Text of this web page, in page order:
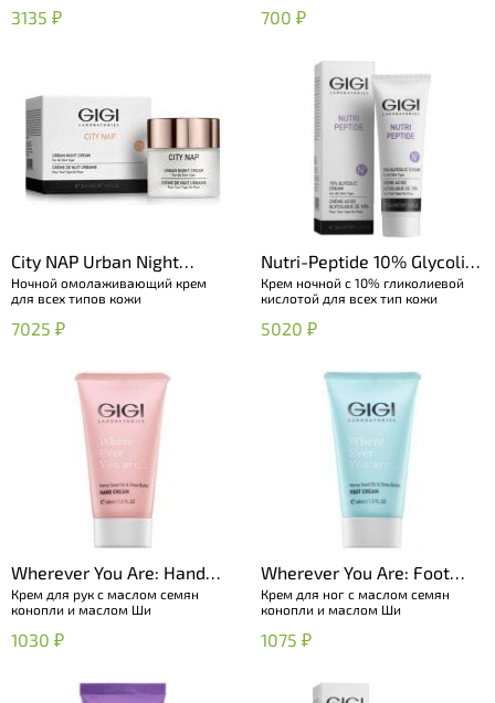
3135 ₽ 700 ₽
City NAP Urban Night
Cream
Ночной омолаживающий крем
для всех типов кожи
7025 ₽
Nutri-Peptide 10% Glycolic
Cream
Крем ночной с 10% гликолиевой
кислотой для всех тип кожи
5020 ₽
Wherever You Are: Hand
Cream
Крем для рук с маслом семян
конопли и маслом Ши
1030 ₽
Wherever You Are: Foot
Cream
Крем для ног с маслом семян
конопли и маслом Ши
1075 ₽